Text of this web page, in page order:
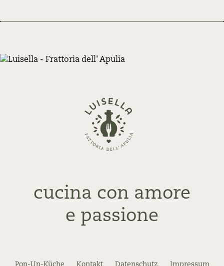
Zurück
zur
Startseite
cucina con amore
e passione